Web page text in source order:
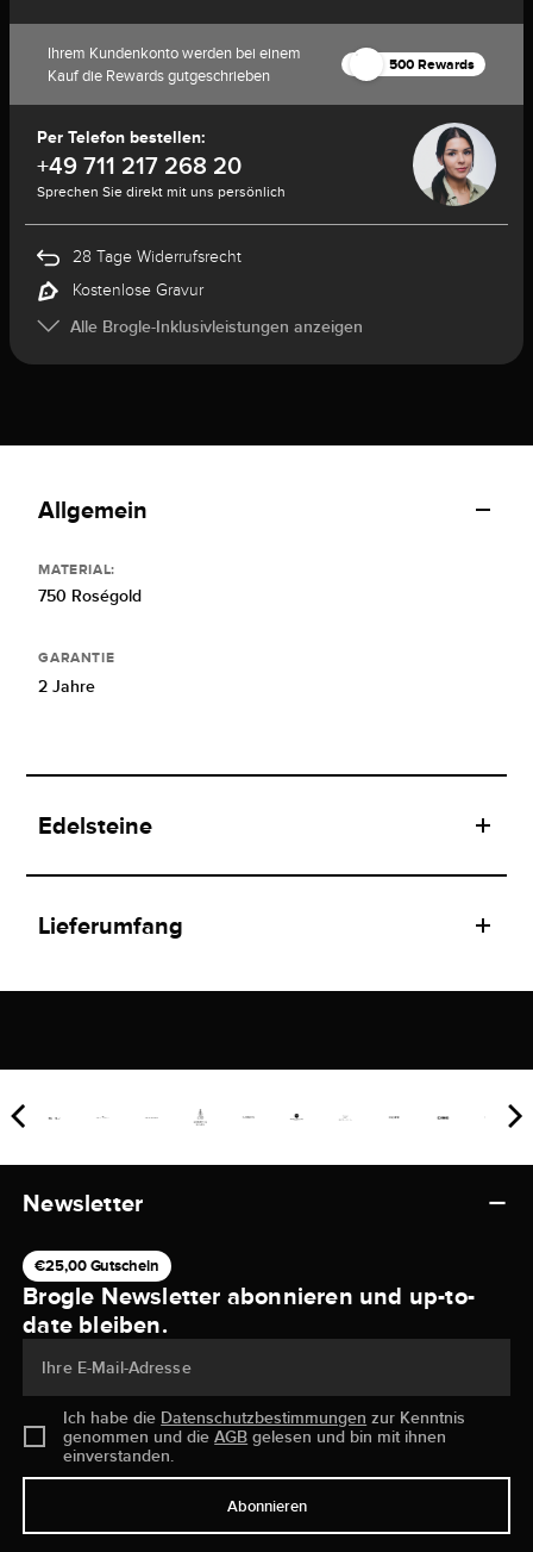
Ihrem Kundenkonto werden bei einem
Kauf die Rewards gutgeschrieben
500 Rewards
Per Telefon bestellen:
+49 711 217 268 20
Sprechen Sie direkt mit uns persönlich
28 Tage Widerrufsrecht
Kostenlose Gravur
Alle Brogle-Inklusivleistungen anzeigen
Allgemein
MATERIAL:
750 Roségold
GARANTIE
2 Jahre
Edelsteine
Lieferumfang
Newsletter
€25,00 Gutschein
Brogle Newsletter abonnieren und up-to-
date bleiben.
Ihre E-Mail-Adresse
Ich habe die Datenschutzbestimmungen zur Kenntnis
genommen und dieAGB gelesen und bin mit ihnen
einverstanden.
Abonnieren